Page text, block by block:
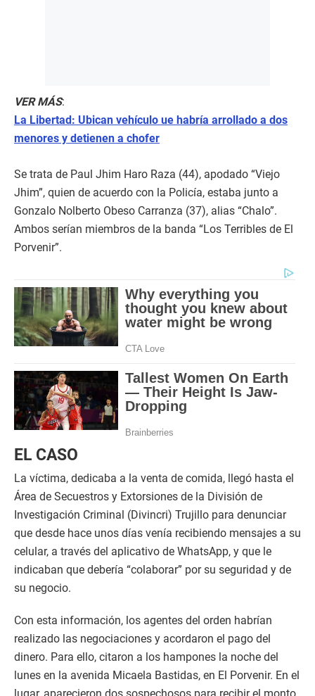
VER MÁS:
La Libertad: Ubican vehículo ue habría arrollado a dos
menores y detienen a chofer
Se trata de Paul Jhim Haro Raza (44), apodado “Viejo
Jhim”, quien de acuerdo con la Policía, estaba junto a
Gonzalo Nolberto Obeso Carranza (37), alias “Chalo”.
Ambos serían miembros de la banda “Los Terribles de El
Porvenir”.
EL CASO
La víctima, dedicaba a la venta de comida, llegó hasta el
Área de Secuestros y Extorsiones de la División de
Investigación Criminal (Divincri) Trujillo para denunciar
que desde hace unos días venía recibiendo mensajes a su
celular, a través del aplicativo de WhatsApp, y que le
indicaban que debería “colaborar” por su seguridad y de
su negocio.
Con esta información, los agentes del orden habrían
realizado las negociaciones y acordaron el pago del
dinero. Para ello, citaron a los hampones la noche del
lunes en la avenida Micaela Bastidas, en El Porvenir. En el